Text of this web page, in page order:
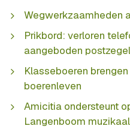
Wegwerkzaamheden
Prikbord: verloren
aangeboden
Klasseboeren
boerenleven
Amicitia ondersteunt
Langenboom muzikaal